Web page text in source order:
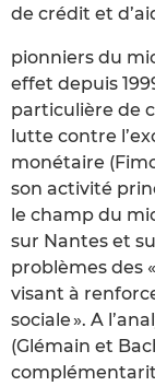
de crédit et
pionniers du
effet depuis
particulière de
lutte contre
monétaire
son activité
le champ du
sur Nantes et
problèmes des
visant à
sociale ». A
(Glémain et